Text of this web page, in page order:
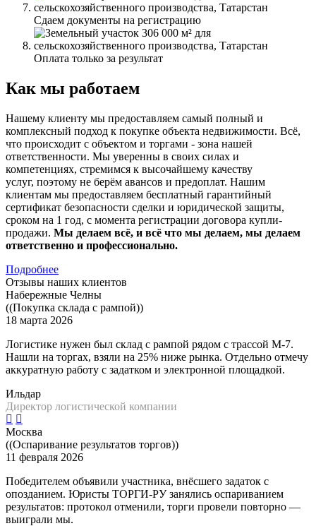
Сдаем документы на регистрацию
Оплата только за результат
Как мы работаем
Нашему клиенту мы предоставляем самый полный и
комплексный подход к покупке объекта недвижимости. Всё,
что происходит с объектом и торгами - зона нашей
ответственности. Мы уверенны в своих силах и
компетенциях, стремимся к высочайшему качеству
услуг, поэтому не берём авансов и предоплат. Нашим
клиентам мы предоставляем бесплатный гарантийный
сертификат безопасности сделки и юридической защиты,
сроком на 1 год, с момента регистрации договора купли-
продажи. Мы делаем всё, и всё что мы делаем, мы делаем
ответственно и профессионально.
Подробнее
Отзывы наших клиентов
Набережные Челны
((Покупка склада с рампой))
18 марта 2026
Логистике нужен был склад с рампой рядом с трассой М-7.
Нашли на торгах, взяли на 25% ниже рынка. Отдельно отмечу
аккуратную работу с задатком и электронной площадкой.
Ильдар
Директор логистической компании
Москва
((Оспаривание результатов торгов))
11 февраля 2026
Победителем объявили участника, внёсшего задаток с
опозданием. Юристы ТОРГИ-РУ занялись оспариванием
результатов: протокол отменили, торги провели повторно —
выиграли мы.